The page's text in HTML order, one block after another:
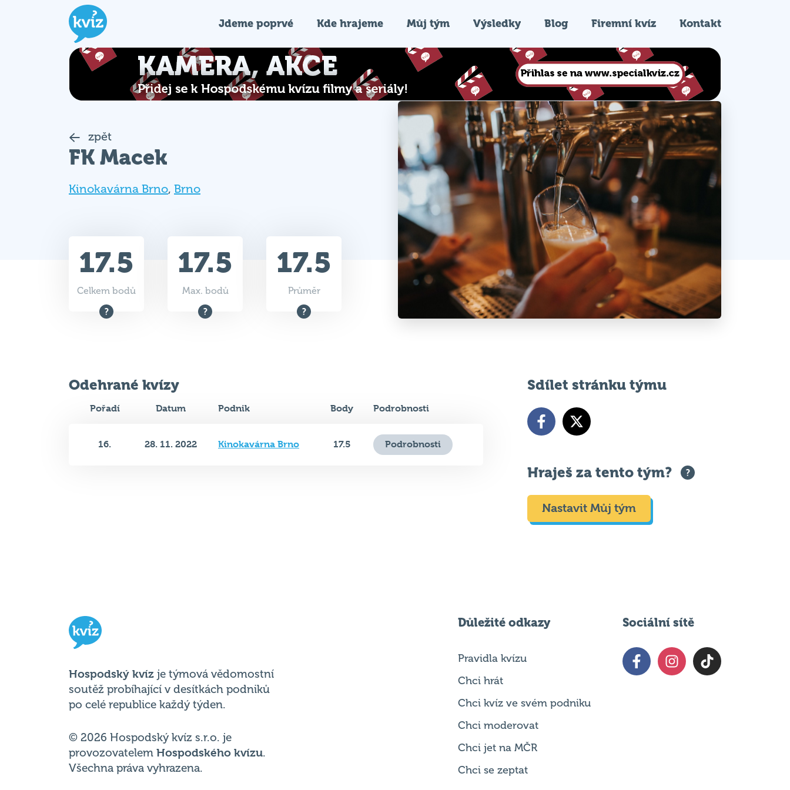
Jdeme poprvé Kde hrajeme Můj tým Výsledky Blog Firemní kvíz Kontakt
zpět
FK Macek
Kinokavárna Brno, Brno
17.5
Celkem bodů
17.5
Max. bodů
17.5
Průměr
Odehrané kvízy
Pořadí Datum Podnik Body Podrobnosti
16. 28. 11. 2022 Kinokavárna Brno 17.5 Podrobnosti
Sdílet stránku týmu
Hraješ za tento tým?
Nastavit Můj tým
Hospodský kvíz je týmová vědomostní
soutěž probíhající v desítkách podniků
po celé republice každý týden.
© 2026 Hospodský kvíz s.r.o. je
provozovatelem Hospodského kvízu.
Všechna práva vyhrazena.
Důležité odkazy
Pravidla kvízu
Chci hrát
Chci kvíz ve svém podniku
Chci moderovat
Chci jet na MČR
Chci se zeptat
Sociální sítě